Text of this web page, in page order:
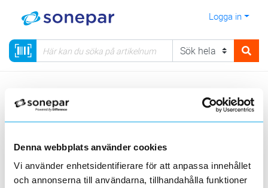
Denna webbplats använder cookies
Vi använder enhetsidentifierare för att anpassa innehållet
och annonserna till användarna, tillhandahålla funktioner
Logga in
Visa produkter från alla underliggande kategorier